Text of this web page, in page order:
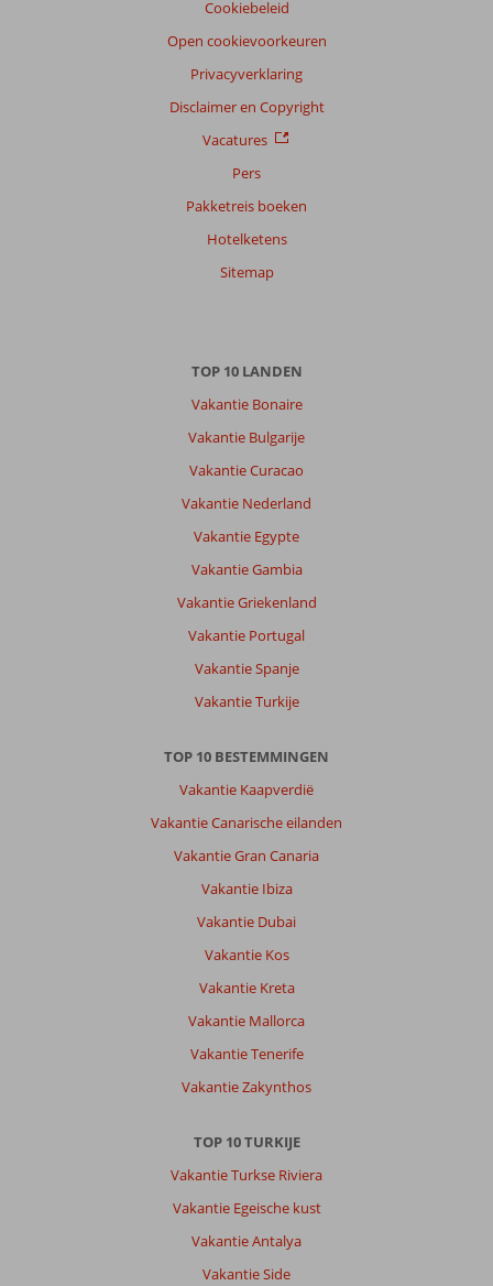
Cookiebeleid
Open cookievoorkeuren
Privacyverklaring
Disclaimer en Copyright
Vacatures
Pers
Pakketreis boeken
Hotelketens
Sitemap
TOP 10 LANDEN
Vakantie Bonaire
Vakantie Bulgarije
Vakantie Curacao
Vakantie Nederland
Vakantie Egypte
Vakantie Gambia
Vakantie Griekenland
Vakantie Portugal
Vakantie Spanje
Vakantie Turkije
TOP 10 BESTEMMINGEN
Vakantie Kaapverdië
Vakantie Canarische eilanden
Vakantie Gran Canaria
Vakantie Ibiza
Vakantie Dubai
Vakantie Kos
Vakantie Kreta
Vakantie Mallorca
Vakantie Tenerife
Vakantie Zakynthos
TOP 10 TURKIJE
Vakantie Turkse Riviera
Vakantie Egeische kust
Vakantie Antalya
Vakantie Side